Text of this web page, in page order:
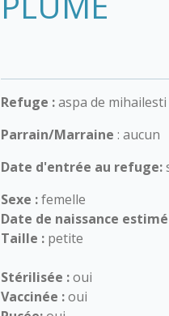
Refuge :aspa de mihailesti
Parrain/Marraine : aucun
Date d'entrée au refuge:
Sexe :femelle
Date de naissance
Taille : petite
Stérilisée :oui
Vaccinée :oui